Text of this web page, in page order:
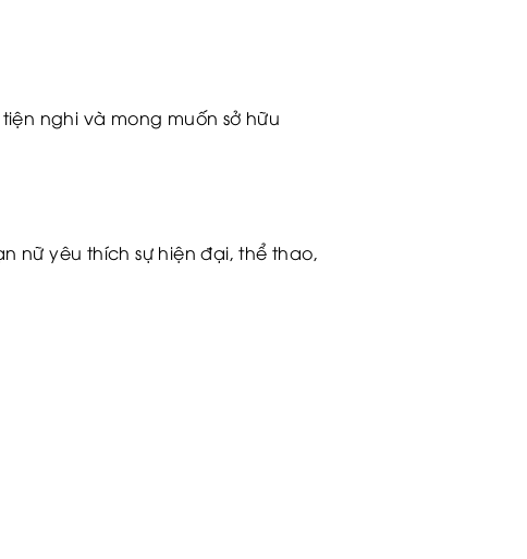
nghi và mong muốn sở hữu
nữ yêu thích sự hiện đại, thể thao,